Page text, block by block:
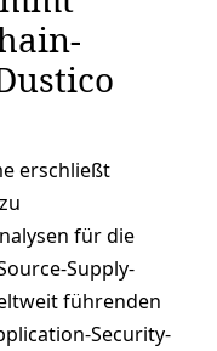
erschließt
für die
Supply-
führenden
Security-